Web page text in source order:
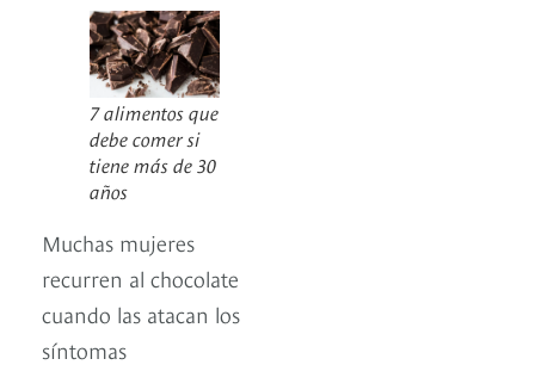
7 alimentos que
debe comer si
tiene más de 30
años
Muchas mujeres
recurren al chocolate
cuando las atacan los
síntomas